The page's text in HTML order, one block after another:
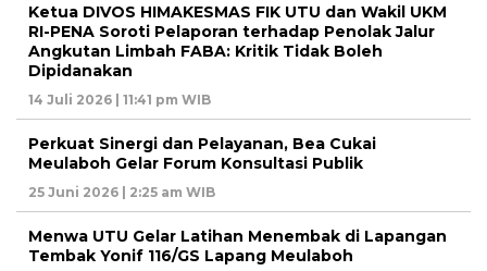
Ketua DIVOS HIMAKESMAS FIK UTU dan Wakil UKM
RI-PENA Soroti Pelaporan terhadap Penolak Jalur
Angkutan Limbah FABA: Kritik Tidak Boleh
Dipidanakan
14 Juli 2026 | 11:41 pm WIB
Perkuat Sinergi dan Pelayanan, Bea Cukai
Meulaboh Gelar Forum Konsultasi Publik
25 Juni 2026 | 2:25 am WIB
Menwa UTU Gelar Latihan Menembak di Lapangan
Tembak Yonif 116/GS Lapang Meulaboh